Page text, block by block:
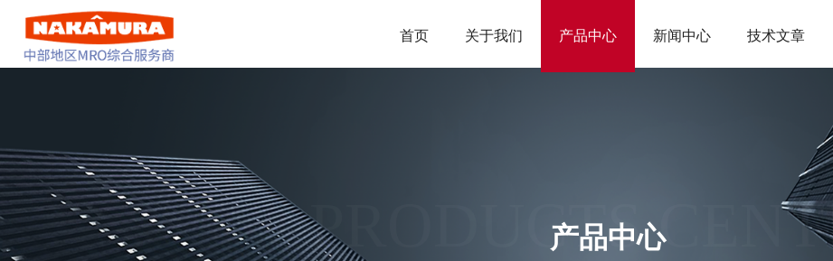
首页 关于我们 产品中心 新闻中心 技术文章
PRODUCTS
产品中心